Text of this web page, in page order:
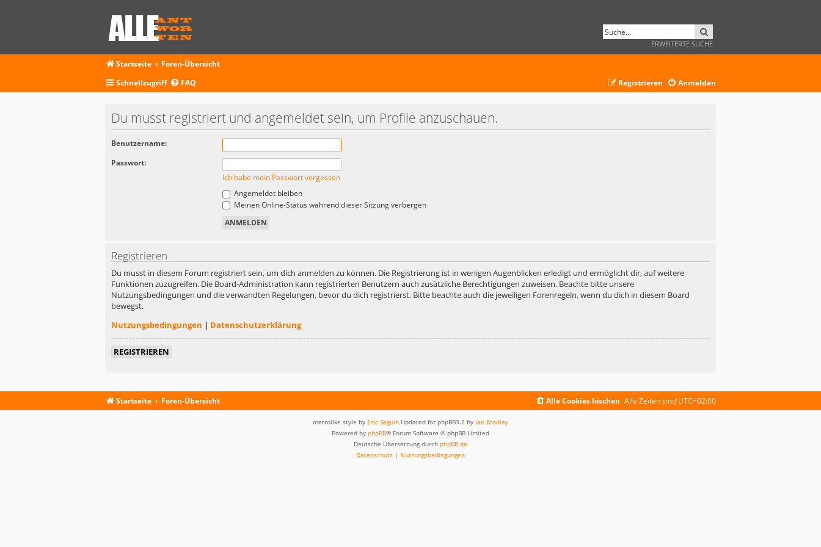
ERWEITERTE SUCHE
Startseite
Foren-Übersicht
Schnellzugriff
FAQ Anmelden
Registrieren
Du musst registriert und angemeldet sein, um Profile anzuschauen.
Benutzername:
Passwort:
Ich habe mein Passwort vergessen
Angemeldet bleiben
Meinen Online-Status während dieser Sitzung verbergen
Registrieren
Du musst in diesem Forum registriert sein, um dich anmelden zu können. Die Registrierung ist in wenigen Augenblicken erledigt und ermöglicht dir, auf weitere
Funktionen zuzugreifen. Die Board-Administration kann registrierten Benutzern auch zusätzliche Berechtigungen zuweisen. Beachte bitte unsere
Nutzungsbedingungen und die verwandten Regelungen, bevor du dich registrierst. Bitte beachte auch die jeweiligen Forenregeln, wenn du dich in diesem Board
bewegst.
Nutzungsbedingungen | Datenschutzerklärung
REGISTRIEREN
Startseite Foren-Übersicht Alle Zeiten sind UTC+02:00
Alle Cookies löschen
metrolike style by Eric Seguin Updated for phpBB3.2 by Ian Bradley
Powered by phpBB® Forum Software © phpBB Limited
Deutsche Übersetzung durch phpBB.de
Datenschutz | Nutzungsbedingungen